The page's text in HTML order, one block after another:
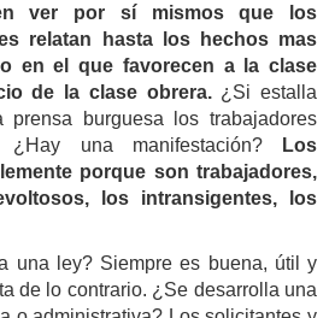
ver por sí mismos que los
relatan hasta los hechos mas
en el que favorecen a la clase
de la clase obrera.¿Si estalla
burguesa los trabajadores
¿Hay una manifestación?
Los
porque son trabajadores,
los intransigentes, los
una ley? Siempre es buena, útil y
de lo contrario. ¿Se desarrolla una